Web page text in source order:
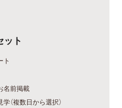
ット
ト
名前掲載
（複数日から選択）